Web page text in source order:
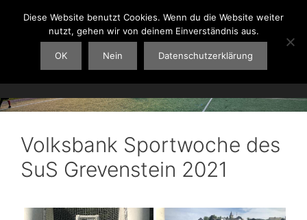
Inhalt
springen
SuS 1921 Grevenstein e.V.
Dein Sportverein im Hochsauerlandkreis
Volksbank Sportwoche des
SuS Grevenstein 2021
Diese Website benutzt Cookies. Wenn du die Website weiter
nutzt, gehen wir von deinem Einverständnis aus.
OK Nein Datenschutzerklärung